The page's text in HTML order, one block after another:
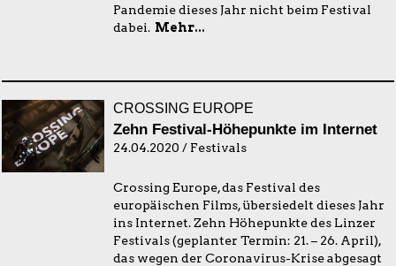
Pandemie dieses Jahr nicht beim Festival
dabei. Mehr...
CROSSING EUROPE
Zehn Festival-Höhepunkte im Internet
24.04.2020 / Festivals
Crossing Europe, das Festival des
europäischen Films, übersiedelt dieses Jahr
ins Internet. Zehn Höhepunkte des Linzer
Festivals (geplanter Termin: 21. – 26. April),
das wegen der Coronavirus-Krise abgesagt